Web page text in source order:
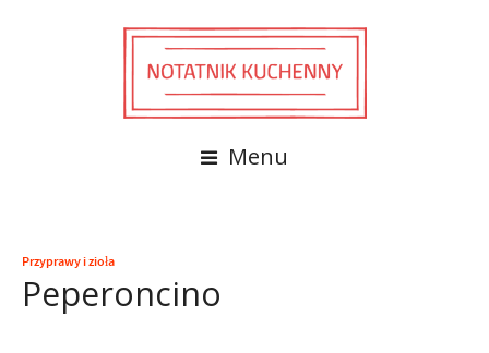
Menu
Przyprawy i zioła
Peperoncino